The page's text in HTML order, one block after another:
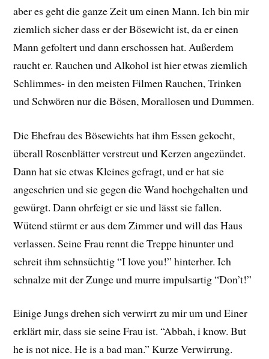
aber es geht die ganze Zeit um einen Mann. Ich bin mir
ziemlich sicher dass er der Bösewicht ist, da er einen
Mann gefoltert und dann erschossen hat. Außerdem
raucht er. Rauchen und Alkohol ist hier etwas ziemlich
Schlimmes- in den meisten Filmen Rauchen, Trinken
und Schwören nur die Bösen, Morallosen und Dummen.
Die Ehefrau des Bösewichts hat ihm Essen gekocht,
überall Rosenblätter verstreut und Kerzen angezündet.
Dann hat sie etwas Kleines gefragt, und er hat sie
angeschrien und sie gegen die Wand hochgehalten und
gewürgt. Dann ohrfeigt er sie und lässt sie fallen.
Wütend stürmt er aus dem Zimmer und will das Haus
verlassen. Seine Frau rennt die Treppe hinunter und
schreit ihm sehnsüchtig “I love you!” hinterher. Ich
schnalze mit der Zunge und murre impulsartig “Don’t!”
Einige Jungs drehen sich verwirrt zu mir um und Einer
erklärt mir, dass sie seine Frau ist. “Abbah, i know. But
he is not nice. He is a bad man.” Kurze Verwirrung.